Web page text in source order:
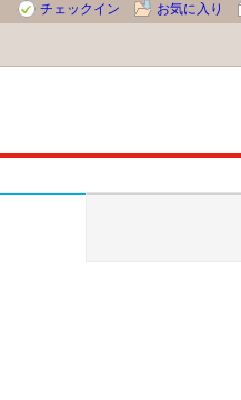
チェックイン お気に入り